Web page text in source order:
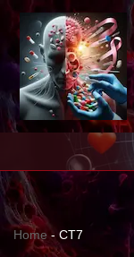
Saltar
al
contenido
Home - CT7